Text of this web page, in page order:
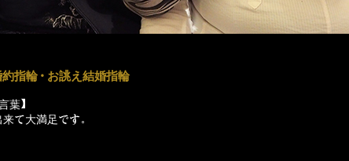
指輪・お誂え結婚指輪
葉】
て大満足です。